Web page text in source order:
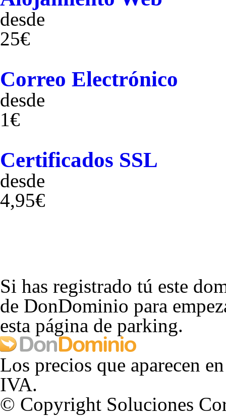
desde
25€
Correo Electrónico
desde
1€
Certificados SSL
desde
4,95€
Si has registrado tú este
de DonDominio para
esta página de parking.
Los precios que aparecen
IVA.
© Copyright Soluciones